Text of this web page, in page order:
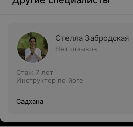
Стелла Забродская
Нет отзывов
Стаж 7 лет
Инструктор по йоге
Садхана